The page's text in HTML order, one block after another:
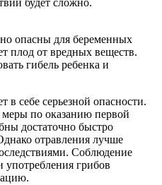
будет сложно.
опасны для беременных
плод от вредных веществ.
гибель ребенка и
в себе серьезной опасности.
по оказанию первой
достаточно быстро
отравления лучше
Соблюдение
употребления грибов